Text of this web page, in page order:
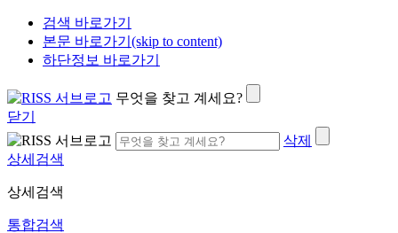
검색 바로가기
본문 바로가기(skip to content)
하단정보 바로가기
무엇을 찾고 계세요?
닫기
삭제
상세검색
상세검색
통합검색